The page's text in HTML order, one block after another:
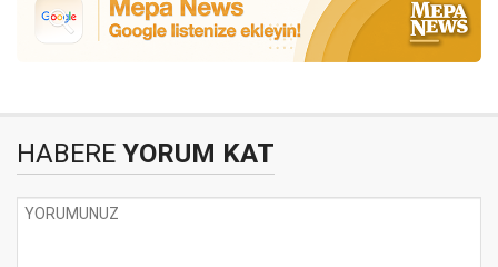
HABERE YORUM KAT